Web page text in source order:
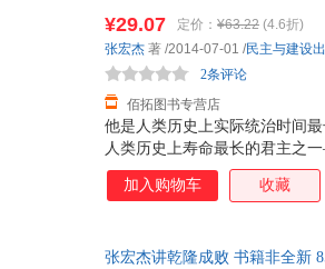
他是人类历史上实际统治时间
人类历史上寿命最长的君主之
蔼又刻薄，既节俭又奢靡，既
辉煌的统治成绩，将康乾盛世
个集政治家、学者、诗人、旅
¥29.07 定价： ¥63.22 (4.6折)
佰拓图书专营店
2条评论
张宏杰 著 /2014-07-01 /民主与建设
加入购物车 收藏
张宏杰讲乾隆成败 书籍非全新